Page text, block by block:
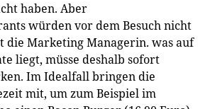
haben. Aber
würden vor dem Besuch nicht
die Marketing Managerin. was auf
liegt, müsse deshalb sofort
Im Idealfall bringen die
mit, um zum Beispiel im